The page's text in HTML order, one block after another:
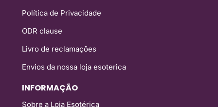
Política de Privacidade
ODR clause
Livro de reclamações
Envios da nossa loja esoterica
INFORMAÇÃO
Sobre a Loja Esotérica